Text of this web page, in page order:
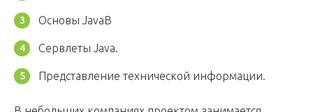
Основы JavaB
Сервлеты Java.
Представление технической информации.